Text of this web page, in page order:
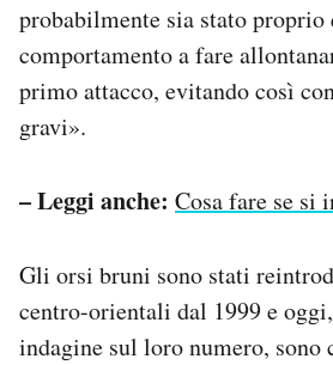
probabilmente sia stato proprio
comportamento a fare
primo attacco, evitando così
gravi».
– Leggi anche: Cosa fare se si
Gli orsi bruni sono stati
centro-orientali dal 1999 e
indagine sul loro numero, sono